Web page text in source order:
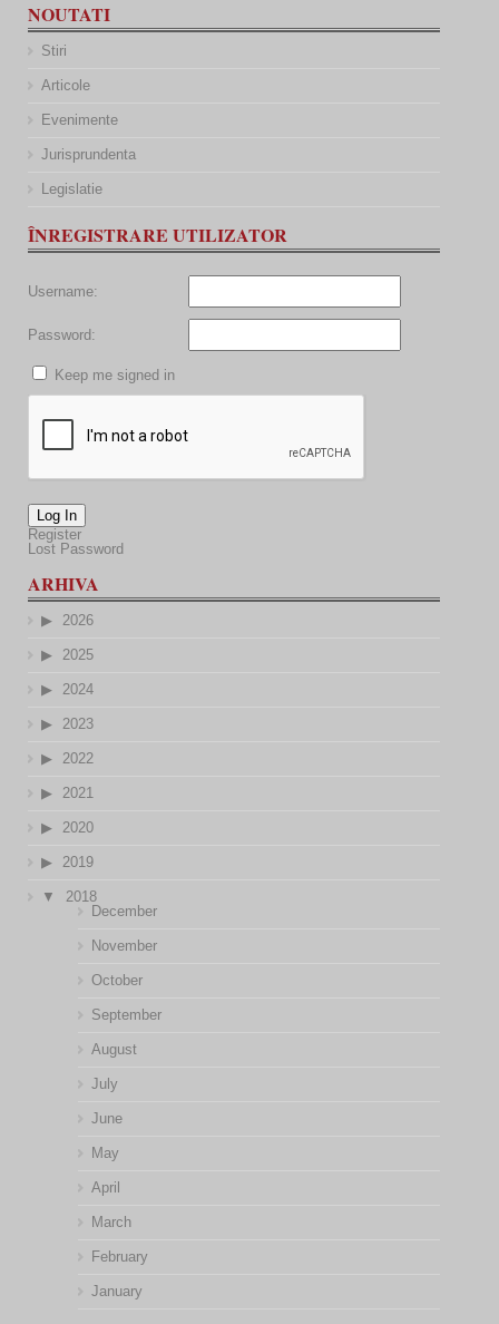
NOUTATI
Stiri
Articole
Evenimente
Jurisprundenta
Legislatie
ÎNREGISTRARE UTILIZATOR
Username:
Password:
Keep me signed in
Log In
Register
Lost Password
ARHIVA
2026
2025
2024
2023
2022
2021
2020
2019
2018
December
November
October
September
August
July
June
May
April
March
February
January